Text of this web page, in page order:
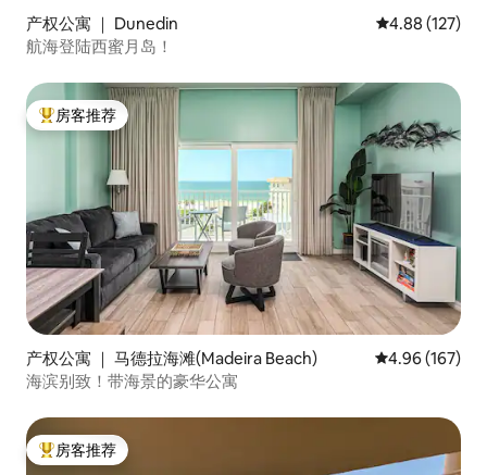
产权公寓 ｜ Dunedin 平均评分 4.88
4.88 (127)
航海登陆西蜜月岛！
热门「房客推荐」
房客推荐
产权公寓 ｜ 马德拉海滩(Madeira Beach) 平均评分 4.96
4.96 (167)
海滨别致！带海景的豪华公寓
热门「房客推荐」
房客推荐